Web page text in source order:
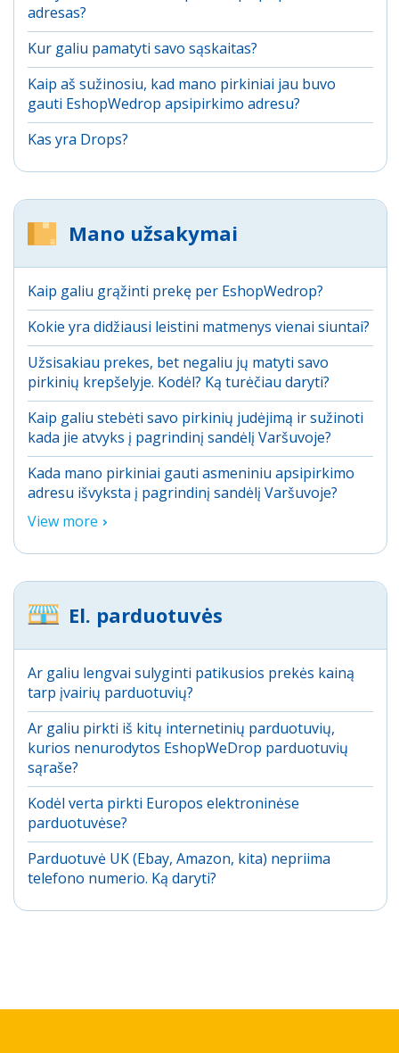
adresas?
Kur galiu pamatyti savo sąskaitas?
Kaip aš sužinosiu, kad mano pirkiniai jau buvo
gauti EshopWedrop apsipirkimo adresu?
Kas yra Drops?
Mano užsakymai
Kaip galiu grąžinti prekę per EshopWedrop?
Kokie yra didžiausi leistini matmenys vienai siuntai?
Užsisakiau prekes, bet negaliu jų matyti savo
pirkinių krepšelyje. Kodėl? Ką turėčiau daryti?
Kaip galiu stebėti savo pirkinių judėjimą ir sužinoti
kada jie atvyks į pagrindinį sandėlį Varšuvoje?
Kada mano pirkiniai gauti asmeniniu apsipirkimo
adresu išvyksta į pagrindinį sandėlį Varšuvoje?
View more
El. parduotuvės
Ar galiu lengvai sulyginti patikusios prekės kainą
tarp įvairių parduotuvių?
Ar galiu pirkti iš kitų internetinių parduotuvių,
kurios nenurodytos EshopWeDrop parduotuvių
sąraše?
Kodėl verta pirkti Europos elektroninėse
parduotuvėse?
Parduotuvė UK (Ebay, Amazon, kita) nepriima
telefono numerio. Ką daryti?